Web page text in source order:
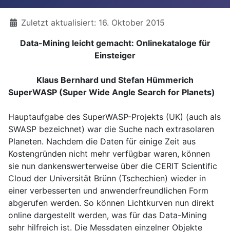
DetailsZuletzt aktualisiert: 16. Oktober 2015
Data-Mining leicht gemacht: Onlinekataloge für
Einsteiger
Klaus Bernhard und Stefan Hümmerich
SuperWASP (Super Wide Angle Search for Planets)
Hauptaufgabe des SuperWASP-Projekts (UK) (auch als
SWASP bezeichnet) war die Suche nach extrasolaren
Planeten. Nachdem die Daten für einige Zeit aus
Kostengründen nicht mehr verfügbar waren, können
sie nun dankenswerterweise über die CERIT Scientific
Cloud der Universität Brünn (Tschechien) wieder in
einer verbesserten und anwenderfreundlichen Form
abgerufen werden. So können Lichtkurven nun direkt
online dargestellt werden, was für das Data-Mining
sehr hilfreich ist. Die Messdaten einzelner Objekte